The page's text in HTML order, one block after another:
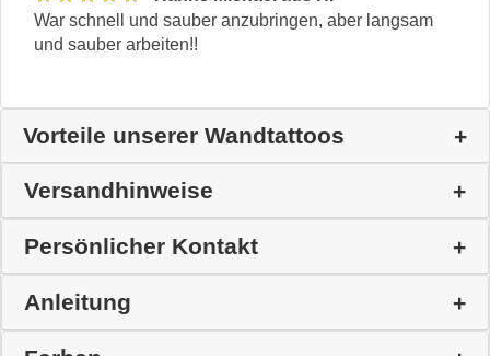
War schnell und sauber anzubringen, aber langsam
und sauber arbeiten!!
Vorteile unserer Wandtattoos
Versandhinweise
Persönlicher Kontakt
Anleitung